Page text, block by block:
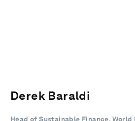
Derek Baraldi
Head of Sustainable Finance, World